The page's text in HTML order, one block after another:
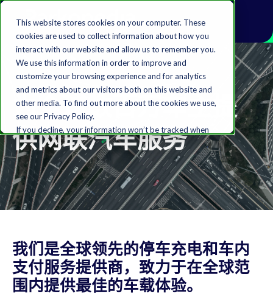
This website stores cookies on your computer. These
cookies are used to collect information about how you
interact with our website and allow us to remember you.
We use this information in order to improve and
customize your browsing experience and for analytics
and metrics about our visitors both on this website and
other media. To find out more about the cookies we use,
see our Privacy Policy.
If you decline, your information won’t be tracked when
you visit this website. A single cookie will be used in your
browser to remember your preference not to be
tracked.
Accept Decline
为全球数百万车主提
供网联汽车服务
我们是全球领先的停车充电和车内
支付服务提供商，致力于在全球范
围内提供最佳的车载体验。